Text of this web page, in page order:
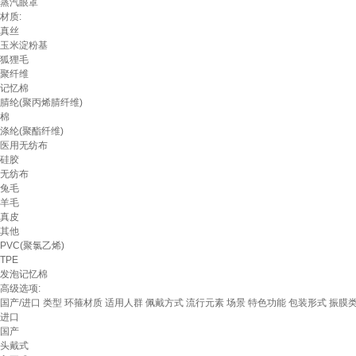
蒸汽眼罩
材质:
真丝
玉米淀粉基
狐狸毛
聚纤维
记忆棉
腈纶(聚丙烯腈纤维)
棉
涤纶(聚酯纤维)
医用无纺布
硅胶
无纺布
兔毛
羊毛
真皮
其他
PVC(聚氯乙烯)
TPE
发泡记忆棉
高级选项:
国产/进口 类型 环箍材质 适用人群 佩戴方式 流行元素 场景 特色功能 包装形式 振膜
进口
国产
头戴式